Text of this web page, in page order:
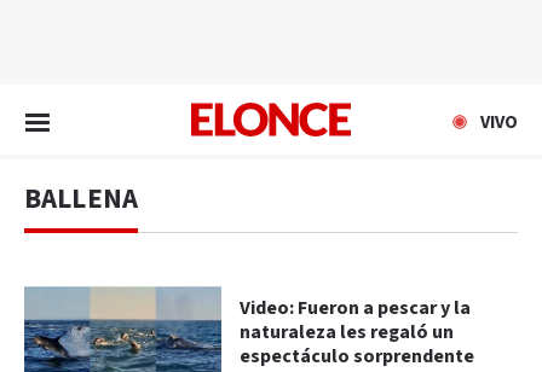
VIVO
BALLENA
Video: Fueron a pescar y la
naturaleza les regaló un
espectáculo sorprendente